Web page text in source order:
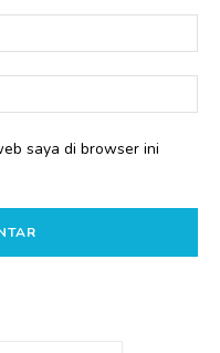
saya di browser ini